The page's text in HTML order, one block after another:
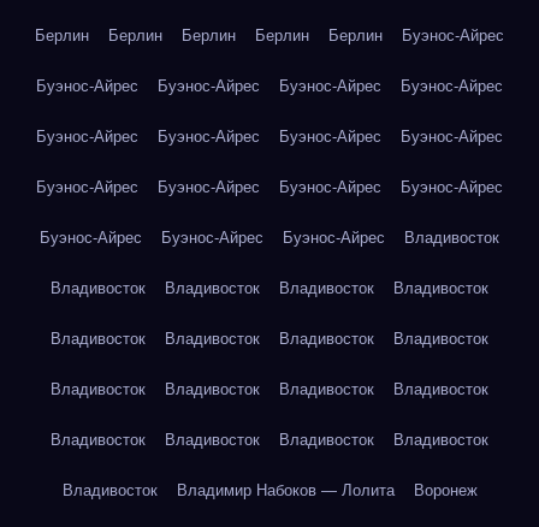
Берлин Берлин Берлин Берлин Берлин Буэнос-Айрес
Буэнос-Айрес Буэнос-Айрес Буэнос-Айрес Буэнос-Айрес
Буэнос-Айрес Буэнос-Айрес Буэнос-Айрес Буэнос-Айрес
Буэнос-Айрес Буэнос-Айрес Буэнос-Айрес Буэнос-Айрес
Буэнос-Айрес Буэнос-Айрес Буэнос-Айрес Владивосток
Владивосток Владивосток Владивосток Владивосток
Владивосток Владивосток Владивосток Владивосток
Владивосток Владивосток Владивосток Владивосток
Владивосток Владивосток Владивосток Владивосток
Владивосток Владимир Набоков — Лолита Воронеж